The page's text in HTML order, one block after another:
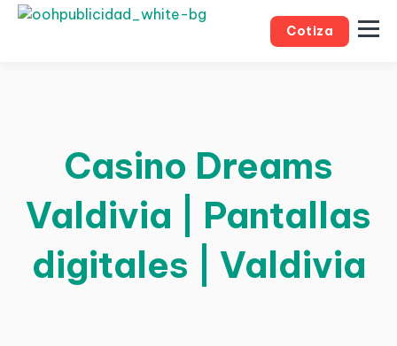
Cotiza
Casino Dreams
Valdivia | Pantallas
digitales | Valdivia